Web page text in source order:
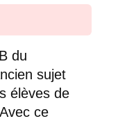
du
sujet
élèves de
ce